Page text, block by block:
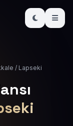
/ Lapseki